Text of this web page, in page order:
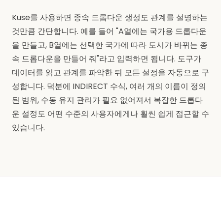
Kuse를 사용하면 종속 드롭다운 생성도 관계를 설명하는
것만큼 간단합니다. 예를 들어 "A열에는 국가용 드롭다운
을 만들고, B열에는 선택한 국가에 따라 도시가 바뀌는 종
속 드롭다운을 만들어 줘"라고 입력하면 됩니다. 도구가
데이터를 읽고 관계를 파악한 뒤 모든 설정을 자동으로 구
성합니다. 덕분에 INDIRECT 수식, 여러 개의 이름이 정의
된 범위, 수동 유지 관리가 필요 없어져서 복잡한 드롭다
운 설정도 어떤 수준의 사용자에게나 훨씬 쉽게 접근할 수
있습니다.